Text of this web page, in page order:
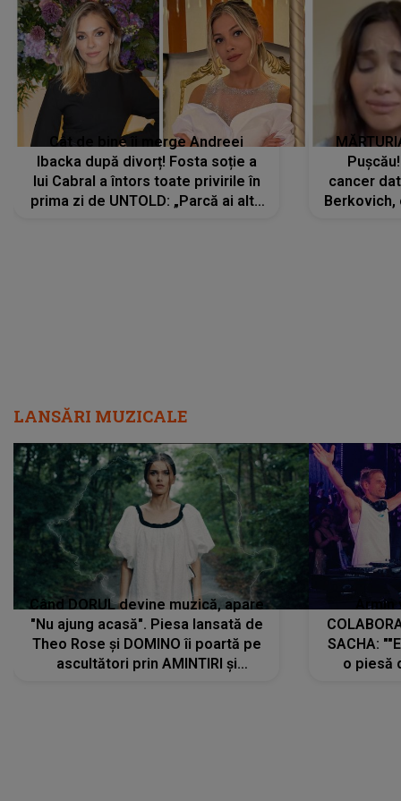
Cât de bine îi merge Andreei
Ibacka după divorț! Fosta soție a
lui Cabral a întors toate privirile în
prima zi de UNTOLD: „Parcă ai altă
cancer
Berkovich,
LANSĂRI MUZICALE
Când DORUL devine muzică, apare
"Nu ajung acasă". Piesa lansată de
Theo Rose și DOMINO îi poartă pe
ascultători prin AMINTIRI și
SACHA:
o piesă